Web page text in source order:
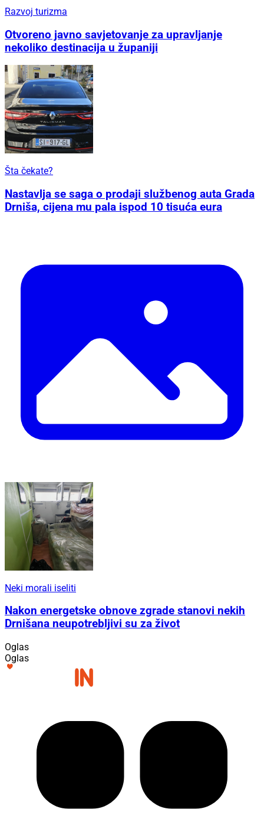
Razvoj turizma
Otvoreno javno savjetovanje za upravljanje
nekoliko destinacija u županiji
Šta čekate?
Nastavlja se saga o prodaji službenog auta Grada
Drniša, cijena mu pala ispod 10 tisuća eura
Neki morali iseliti
Nakon energetske obnove zgrade stanovi nekih
Drnišana neupotrebljivi su za život
Oglas
Oglas